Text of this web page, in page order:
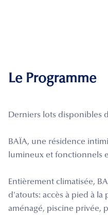
Le Programme
Derniers lots disponibles
BAÏA, une résidence
lumineux et fonctionnels
Entièrement climatisée,
d'atouts: accès à pied à
aménagé, piscine privée,